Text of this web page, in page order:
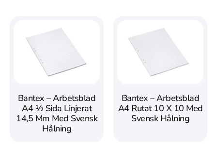
Bantex – Arbetsblad
A4 ½ Sida Linjerat
14,5 Mm Med Svensk
Hålning
Bantex – Arbetsblad
A4 Rutat 10 X 10 Med
Svensk Hålning